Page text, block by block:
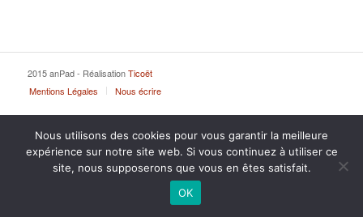
2015 anPad - RéalisationTicoët
Mentions Légales
Nous écrire
Nous utilisons des cookies pour vous garantir la meilleure
expérience sur notre site web. Si vous continuez à utiliser ce
site, nous supposerons que vous en êtes satisfait.
OK